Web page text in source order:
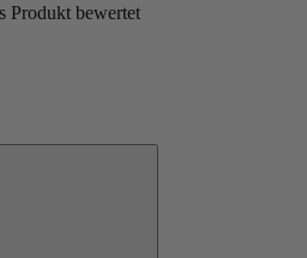
Produkt bewertet